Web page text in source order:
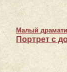
Малый
Портрет с